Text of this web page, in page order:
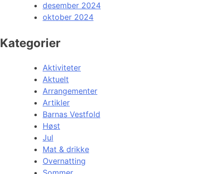
desember 2024
oktober 2024
Kategorier
Aktiviteter
Aktuelt
Arrangementer
Artikler
Barnas Vestfold
Høst
Jul
Mat & drikke
Overnatting